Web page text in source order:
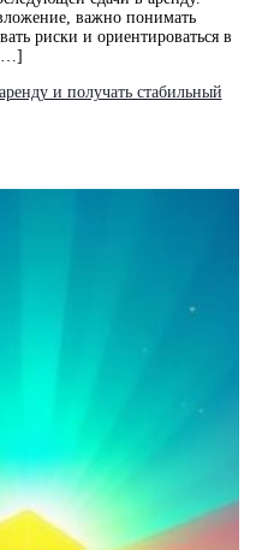
важно понимать
риски и ориентироваться в
[…]
и получать стабильный